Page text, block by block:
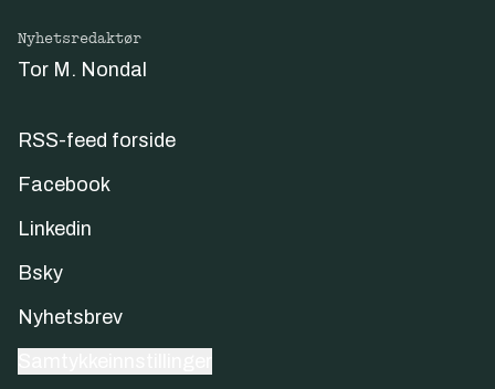
Nyhetsredaktør
Tor M. Nondal
RSS-feed forside
Facebook
Linkedin
Bsky
Nyhetsbrev